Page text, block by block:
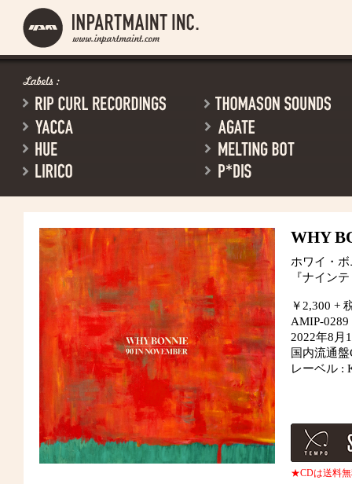
WHY
ホワイ・
『ナイン
￥2,300 +
AMIP-0289
2022年8月
国内流通
レーベル :
★CDは送料